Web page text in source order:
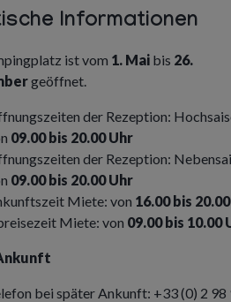
Informationen
ist vom 1. Mai bis 26.
geöffnet.
der Rezeption:
09.00 bis 20.00 Uhr
der Rezeption:
09.00 bis 20.00 Uhr
Miete: von 16.00 bis
Miete: von 09.00 bis 10.00
bei später Ankunft: +33 (0) 2 98